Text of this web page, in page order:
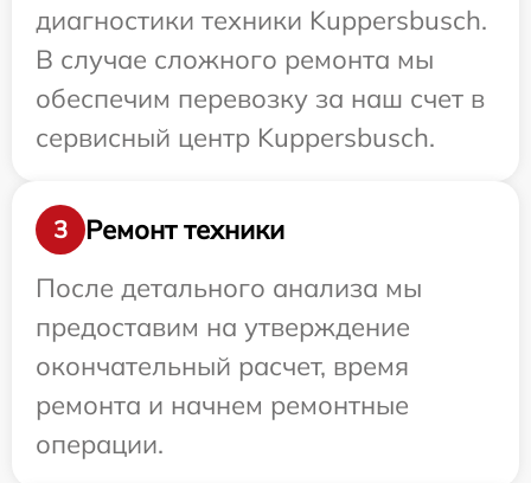
диагностики техники Kuppersbusch.
В случае сложного ремонта мы
обеспечим перевозку за наш счет в
сервисный центр Kuppersbusch.
3
Ремонт техники
После детального анализа мы
предоставим на утверждение
окончательный расчет, время
ремонта и начнем ремонтные
операции.